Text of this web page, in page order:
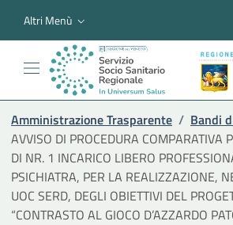
Altri Menù
Amministrazione Trasparente / Bandi
AVVISO DI PROCEDURA COMPARATIVA
DI NR. 1 INCARICO LIBERO
PSICHIATRA, PER LA REALIZZAZIONE,
UOC SERD, DEGLI OBIETTIVI DEL
“CONTRASTO AL GIOCO D’AZZARDO